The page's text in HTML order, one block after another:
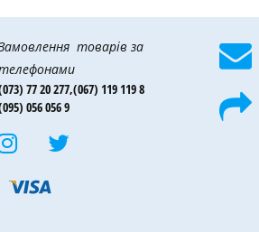
товарів за
77 20 277,(067) 119 119 8
056 056 9